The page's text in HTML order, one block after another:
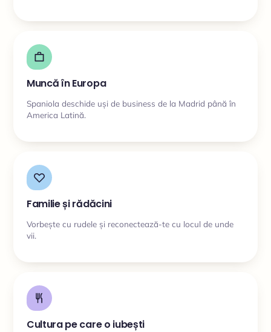
Muncă în Europa
Spaniola deschide uși de business de la Madrid până în
America Latină.
Familie și rădăcini
Vorbește cu rudele și reconectează-te cu locul de unde
vii.
Cultura pe care o iubești